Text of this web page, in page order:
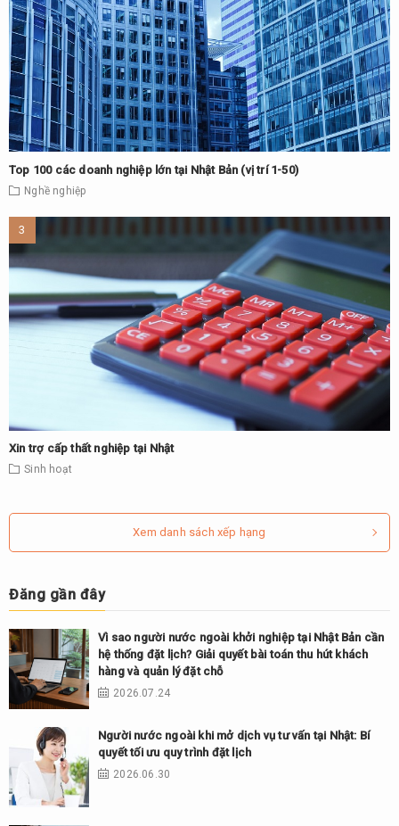
Top 100 các doanh nghiệp lớn tại Nhật Bản (vị trí 1-50)
Nghề nghiệp
Xin trợ cấp thất nghiệp tại Nhật
Sinh hoạt
Xem danh sách xếp hạng
Đăng gần đây
Vì sao người nước ngoài khởi nghiệp tại Nhật Bản cần
hệ thống đặt lịch? Giải quyết bài toán thu hút khách
hàng và quản lý đặt chỗ
2026.07.24
Người nước ngoài khi mở dịch vụ tư vấn tại Nhật: Bí
quyết tối ưu quy trình đặt lịch
2026.06.30